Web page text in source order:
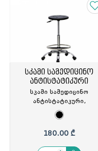
სკამი სამედიცინო
ანტისტატიკური
სკამი სამედიცინო
ანტისტატიკური,
ქრომირებული
ბაზით(D60სმ), ფეხის
რგოლით,
გორგოლაჭზე(D5სმ.) შავი,
ZG-E02, ZG-214029
180.00 ₾